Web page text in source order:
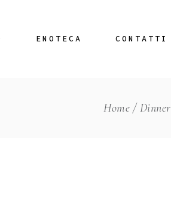
ENOTECA CONTATTI
Home Dinner